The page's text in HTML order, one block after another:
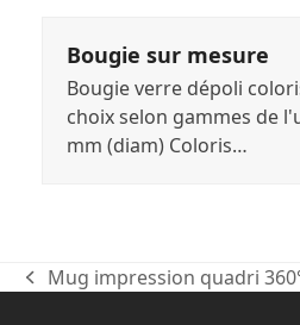
Bougie sur mesure
Bougie verre dépoli
choix selon gammes de
mm (diam) Coloris…
previous
Mug impression quadri